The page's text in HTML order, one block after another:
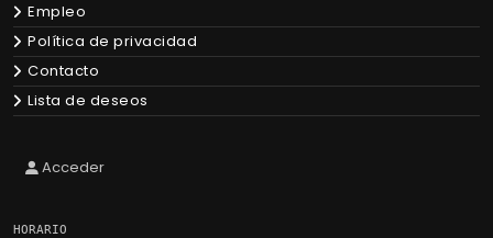
Empleo
Política de privacidad
Contacto
Lista de deseos
Acceder
HORARIO